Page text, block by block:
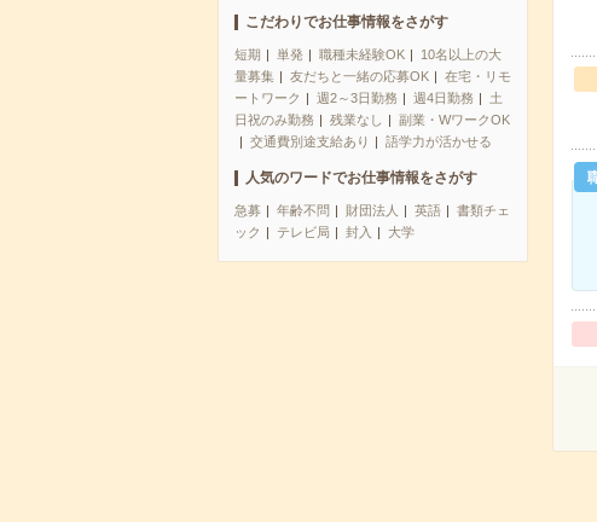
こだわりでお仕事情報をさがす
短期 単発 職種未経験OK
10名以上の大
量募集
友だちと一緒の応募OK
在宅・リモ
ートワーク
週2～3日勤務 週4日勤務
土
日祝のみ勤務
残業なし
副業・WワークOK
交通費別途支給あり
語学力が活かせる
人気のワードでお仕事情報をさがす
急募 年齢不問 財団法人 英語
書類チェ
ック
テレビ局 封入 大学